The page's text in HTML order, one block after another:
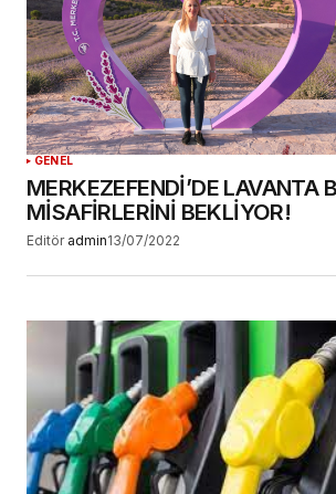
GENEL
MERKEZEFENDİ’DE LAVANTA
MİSAFİRLERİNİ BEKLİYOR!
Editör admin13/07/2022